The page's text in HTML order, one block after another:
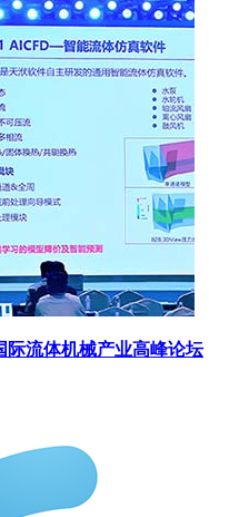
际流体机械产业高峰论坛